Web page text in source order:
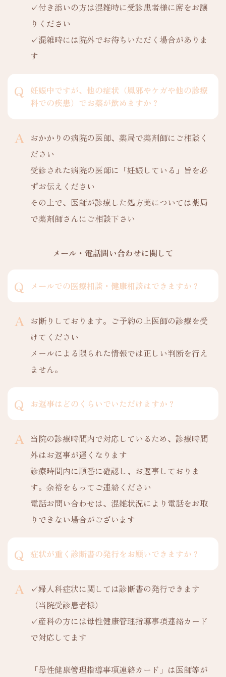
✓付き添いの方は混雑時に受診患者様に席をお譲
りください
✓混雑時には院外でお待ちいただく場合がありま
す
妊娠中ですが、他の症状（風邪やケガや他の診療
科での疾患）でお薬が飲めますか？
おかかりの病院の医師、薬局で薬剤師にご相談く
ださい
受診された病院の医師に「妊娠している」旨を必
ずお伝えください
その上で、医師が診療した処方薬については薬局
で薬剤師さんにご相談下さい
メール・電話問い合わせに関して
メールでの医療相談・健康相談はできますか？
お断りしております。ご予約の上医師の診療を受
けてください
メールによる限られた情報では正しい判断を行え
ません。
お返事はどのくらいでいただけますか？
当院の診療時間内で対応しているため、診療時間
外はお返事が遅くなります
診療時間内に順番に確認し、お返事しておりま
す。余裕をもってご連絡ください
電話お問い合わせは、混雑状況により電話をお取
りできない場合がございます
症状が重く診断書の発行をお願いできますか？
✓婦人科症状に関しては診断書の発行できます
（当院受診患者様）
✓産科の方には母性健康管理指導事項連絡カード
で対応してます
「母性健康管理指導事項連絡カード」は医師等が